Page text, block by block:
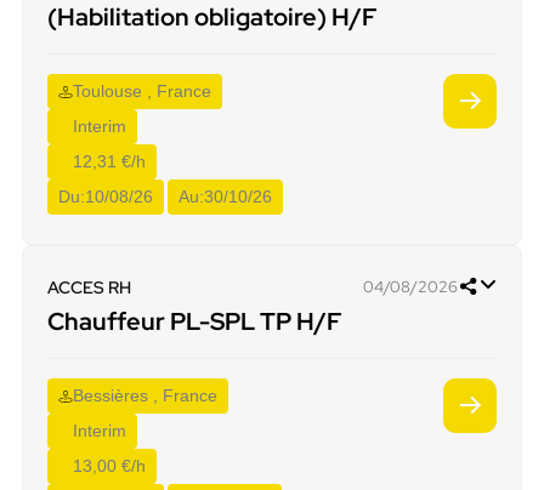
(Habilitation obligatoire) H/F
Toulouse , France
Interim
12,31 €/h
Du:10/08/26 Au:30/10/26
ACCES RH 04/08/2026
Chauffeur PL-SPL TP H/F
Bessières , France
Interim
13,00 €/h